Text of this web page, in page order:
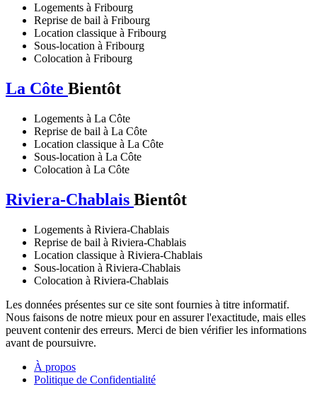
Logements à Fribourg
Reprise de bail à Fribourg
Location classique à Fribourg
Sous-location à Fribourg
Colocation à Fribourg
La Côte Bientôt
Logements à La Côte
Reprise de bail à La Côte
Location classique à La Côte
Sous-location à La Côte
Colocation à La Côte
Riviera-Chablais Bientôt
Logements à Riviera-Chablais
Reprise de bail à Riviera-Chablais
Location classique à Riviera-Chablais
Sous-location à Riviera-Chablais
Colocation à Riviera-Chablais
Les données présentes sur ce site sont fournies à titre informatif.
Nous faisons de notre mieux pour en assurer l'exactitude, mais elles
peuvent contenir des erreurs. Merci de bien vérifier les informations
avant de poursuivre.
À propos
Politique de Confidentialité